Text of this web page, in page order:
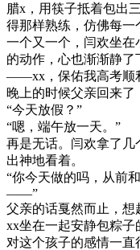
腊x，用筷子抵着包出
得那样熟练，仿佛每一
一个又一个，闫欢坐在
的动作，心也渐渐静了
——xx，保佑我高考顺
晚上的时候父亲回来了
“今天放假？”
“嗯，端午放一天。”
再是无话。闫欢拿了几
出神地看着。
“你今天做的吗，从前
——”
父亲的话戛然而止，
xx坐在一起安静包粽
对这个孩子的感情一